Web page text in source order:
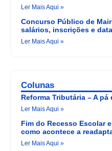
Ler Mais Aqui »
Concurso Público de
salários, inscrições e
Ler Mais Aqui »
Colunas
Reforma Tributária – A
Ler Mais Aqui »
Fim do Recesso Escolar
como acontece a
Ler Mais Aqui »